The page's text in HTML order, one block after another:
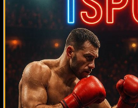
Ляяляляляояо on
Пимблетт
Medik onСмотреть UFC
Махачев